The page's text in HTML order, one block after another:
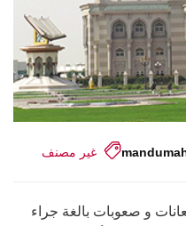
غير مصنف
و صعوبات بالغة جراء